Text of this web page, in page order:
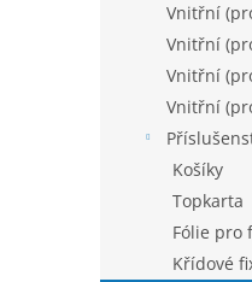
Vnitřní
Vnitřní
Vnitřní
Vnitřní
Košíky
Topkarta
Fólie pro
Křídové